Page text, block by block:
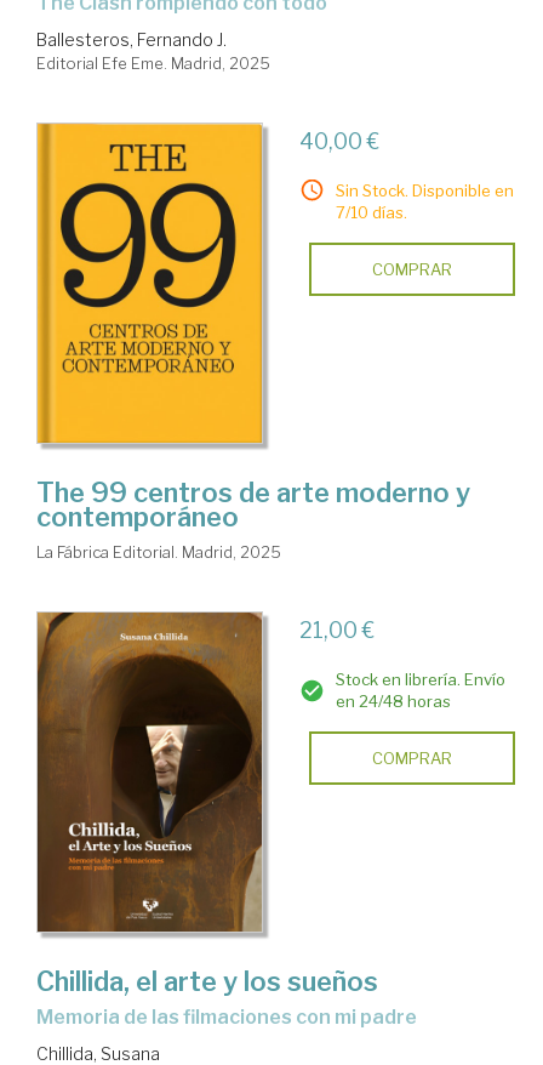
Ballesteros, Fernando J.
Editorial Efe Eme. Madrid, 2025
40,00 €
Sin Stock. Disponible en
7/10 días.
COMPRAR
The 99 centros de arte moderno y
contemporáneo
La Fábrica Editorial. Madrid, 2025
21,00 €
Stock en librería. Envío
en 24/48 horas
COMPRAR
Chillida, el arte y los sueños
Memoria de las filmaciones con mi padre
Chillida, Susana